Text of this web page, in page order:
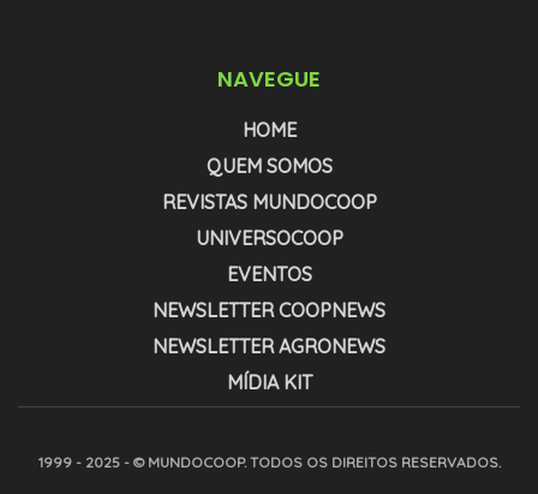
NAVEGUE
HOME
QUEM SOMOS
REVISTAS MUNDOCOOP
UNIVERSOCOOP
EVENTOS
NEWSLETTER COOPNEWS
NEWSLETTER AGRONEWS
MÍDIA KIT
1999 - 2025 - © MUNDOCOOP. TODOS OS DIREITOS RESERVADOS.